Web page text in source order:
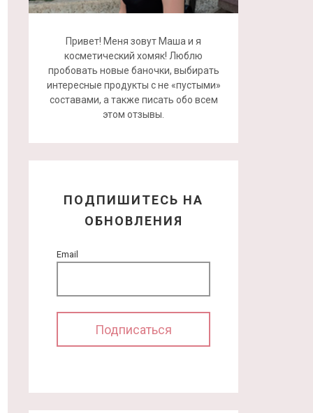
Привет! Меня зовут Маша и я
косметический хомяк! Люблю
пробовать новые баночки, выбирать
интересные продукты с не «пустыми»
составами, а также писать обо всем
этом отзывы.
ПОДПИШИТЕСЬ НА
ОБНОВЛЕНИЯ
Email